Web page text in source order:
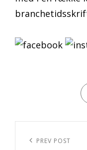
Previous
PREV POST